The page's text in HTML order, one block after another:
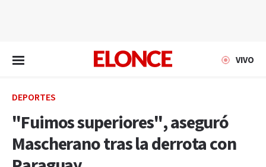
VIVO
DEPORTES
"Fuimos superiores", aseguró
Mascherano tras la derrota con